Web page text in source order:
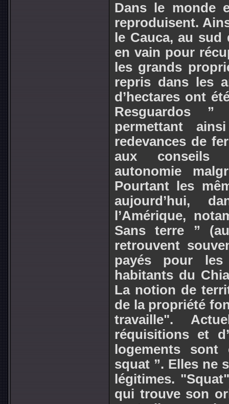
Dans le monde
reproduisent.
le Cauca, au
en vain pour
les grands
repris dans les
d’hectares ont
Resguardos
permettant
redevances de
aux conseils
autonomie
Pourtant les
aujourd’hui,
l’Amérique,
Sans terre ”
retrouvent
payés pour
habitants du
La notion de
de la propriété
travaille".
réquisitions et
logements sont
squat ”. Elles ne
légitimes.
qui trouve son